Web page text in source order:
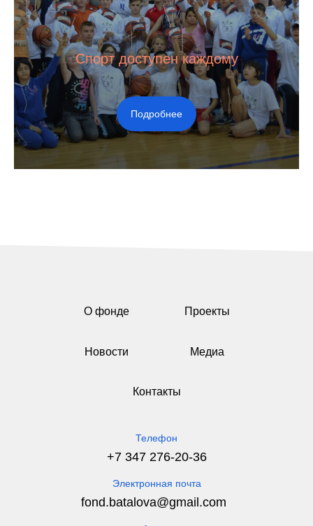
Спорт доступен каждому
Подробнее
+7 347 276-20-36
Телефон
fond.batalova@gmail.com
Электронная почта
О фонде Проекты
Медиа
Контакты
Новости